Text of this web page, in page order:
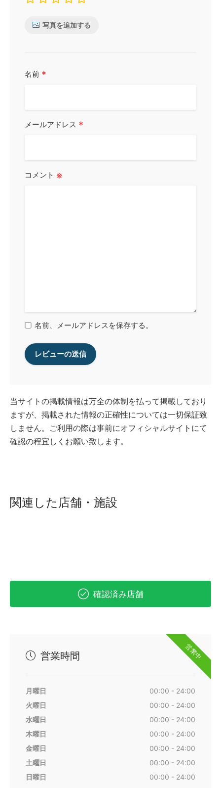
写真を追加する
名前 *
メールアドレス *
コメント ※
名前、メールアドレスを保存する。
当サイトの掲載情報は万全の体制を払って掲載しており
ますが、掲載された情報の正確性については一切保証致
しません。ご利用の際は事前にオフィシャルサイトにて
確認の程宜しくお願い致します。
関連した店舗・施設
確認済み店舗
営業中
営業時間
月曜日
00:00 - 24:00
火曜日
00:00 - 24:00
水曜日
00:00 - 24:00
木曜日
00:00 - 24:00
金曜日
00:00 - 24:00
土曜日
00:00 - 24:00
日曜日
00:00 - 24:00